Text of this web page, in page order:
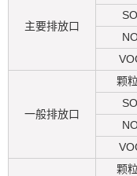
主要排放口
一般排放口
颗
颗